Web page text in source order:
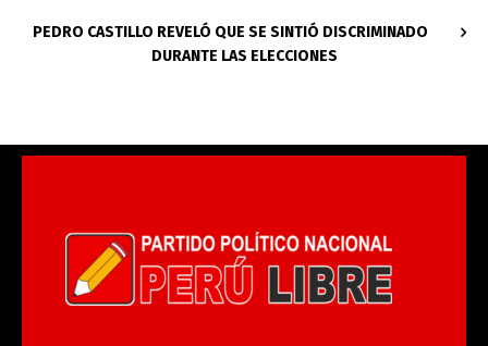
PEDRO CASTILLO REVELÓ QUE SE SINTIÓ DISCRIMINADO
DURANTE LAS ELECCIONES